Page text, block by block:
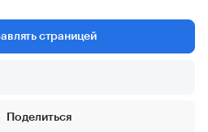
страницей
Поделиться